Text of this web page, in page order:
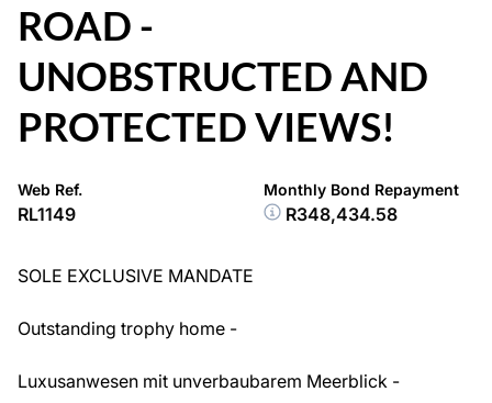
ROAD -
UNOBSTRUCTED AND
PROTECTED VIEWS!
Web Ref.
RL1149
Monthly Bond Repayment
R348,434.58
SOLE EXCLUSIVE MANDATE
Outstanding trophy home -
Luxusanwesen mit unverbaubarem Meerblick -